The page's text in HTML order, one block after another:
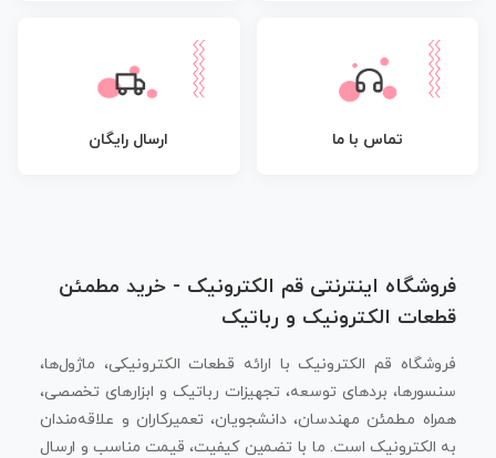
تماس با ما ارسال رایگان
فروشگاه اینترنتی قم الکترونیک - خرید مطمئن
قطعات الکترونیک و رباتیک
فروشگاه قم الکترونیک با ارائه قطعات الکترونیکی، ماژول‌ها،
سنسورها، بردهای توسعه، تجهیزات رباتیک و ابزارهای تخصصی،
همراه مطمئن مهندسان، دانشجویان، تعمیرکاران و علاقه‌مندان
به الکترونیک است. ما با تضمین کیفیت، قیمت مناسب و ارسال